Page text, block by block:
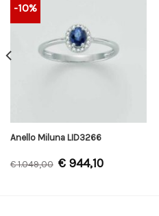
-10%
Anello Miluna LID3266
€1.049,00 €944,10